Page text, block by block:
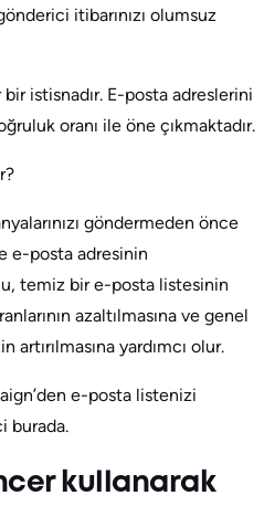
itibarınızı olumsuz
istisnadır. E-posta adreslerini
oranı ile öne çıkmaktadır.
göndermeden önce
e-posta adresinin
temiz bir e-posta listesinin
azaltılmasına ve genel
yardımcı olur.
e-posta listenizi
burada.
kullanarak